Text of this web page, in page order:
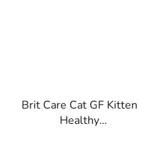
Brit Care Cat GF Kitten
Healthy